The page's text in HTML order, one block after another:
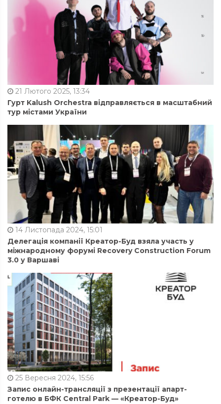
21 Лютого 2025, 13:34
Гурт Kalush Orchestra відправляється в масштабний
тур містами України
14 Листопада 2024, 15:01
Делегація компанії Креатор-Буд взяла участь у
міжнародному форумі Recovery Construction Forum
3.0 у Варшаві
25 Вересня 2024, 15:56
Запис онлайн-трансляції з презентації апарт-
готелю в БФК Central Park — «Креатор-Буд»